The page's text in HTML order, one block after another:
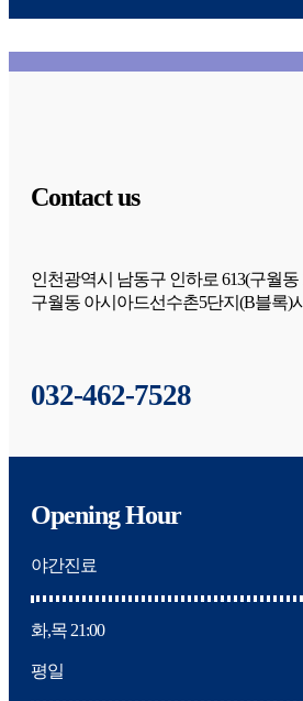
Contact us
인천광역시 남동구 인하로 613(구월동
구월동 아시아드선수촌5단지(B블록)
032-462-7528
Opening Hour
야간진료
화,목 21:00
평일